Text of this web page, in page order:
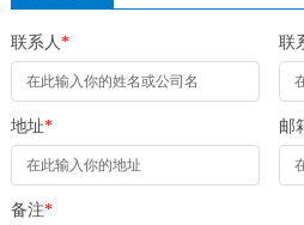
联系人* 联
地址* 邮
备注*